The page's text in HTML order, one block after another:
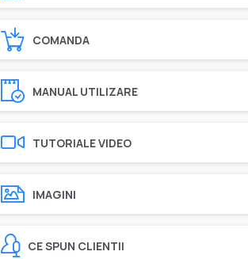
COMANDA
MANUAL UTILIZARE
TUTORIALE VIDEO
IMAGINI
CE SPUN CLIENTII